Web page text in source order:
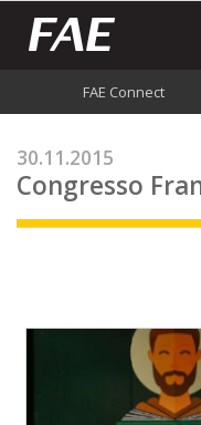
FAE Connect
30.11.2015
Congresso